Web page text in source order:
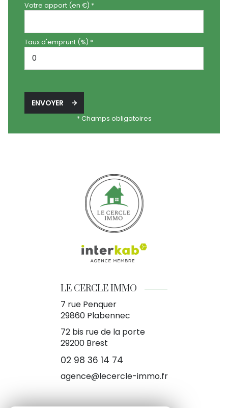
Votre apport (en €) *
Taux d'emprunt (%) *
ENVOYER
* Champs obligatoires
LE CERCLE IMMO
7 rue Penquer
29860 Plabennec
72 bis rue de la porte
29200 Brest
02 98 36 14 74
agence@lecercle-immo.fr